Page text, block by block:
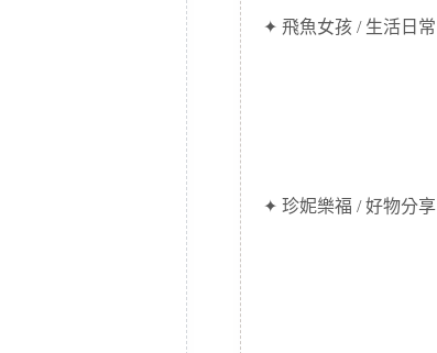
✦ 飛魚女孩 / 生活日常
✦ 珍妮樂福 / 好物分享